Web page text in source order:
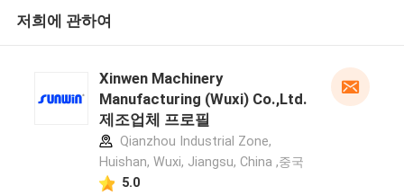
저희에 관하여
Xinwen Machinery
Manufacturing (Wuxi) Co.,Ltd.
제조업체 프로필
Qianzhou Industrial Zone,
Huishan, Wuxi, Jiangsu, China ,중국
5.0